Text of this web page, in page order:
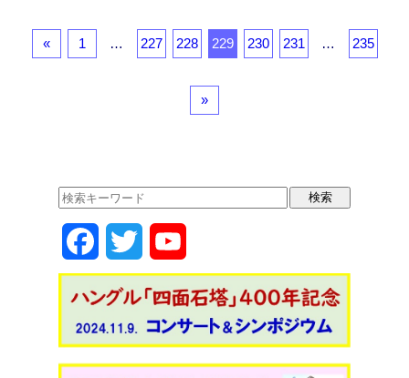
e
b
o
d
« 1 … 227 228 229 230 231 … 235
»
a
e
w
t
o
T